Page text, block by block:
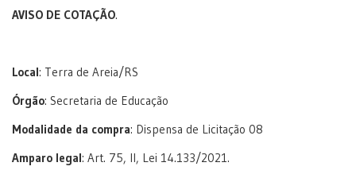
AVISO DE COTAÇÃO.
Local: Terra de Areia/RS
Órgão: Secretaria de Educação
Modalidade da compra: Dispensa de Licitação 08
Amparo legal: Art. 75, II, Lei 14.133/2021.